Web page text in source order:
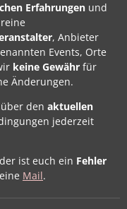
Erfahrungen und
, Anbieter
Events, Orte
keine Gewähr für
Änderungen.
den aktuellen
jederzeit
ist euch ein Fehler
Mail.